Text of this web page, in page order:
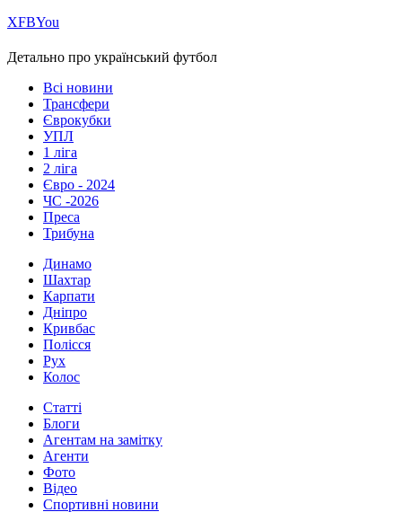
ХFBYou
Детально про український футбол
Всі новини
Трансфери
Єврокубки
УПЛ
1 ліга
2 ліга
Євро - 2024
ЧС -2026
Преса
Трибуна
Динамо
Шахтар
Карпати
Дніпро
Кривбас
Полісся
Рух
Колос
Статті
Блоги
Агентам на замітку
Агенти
Фото
Відео
Спортивні новини